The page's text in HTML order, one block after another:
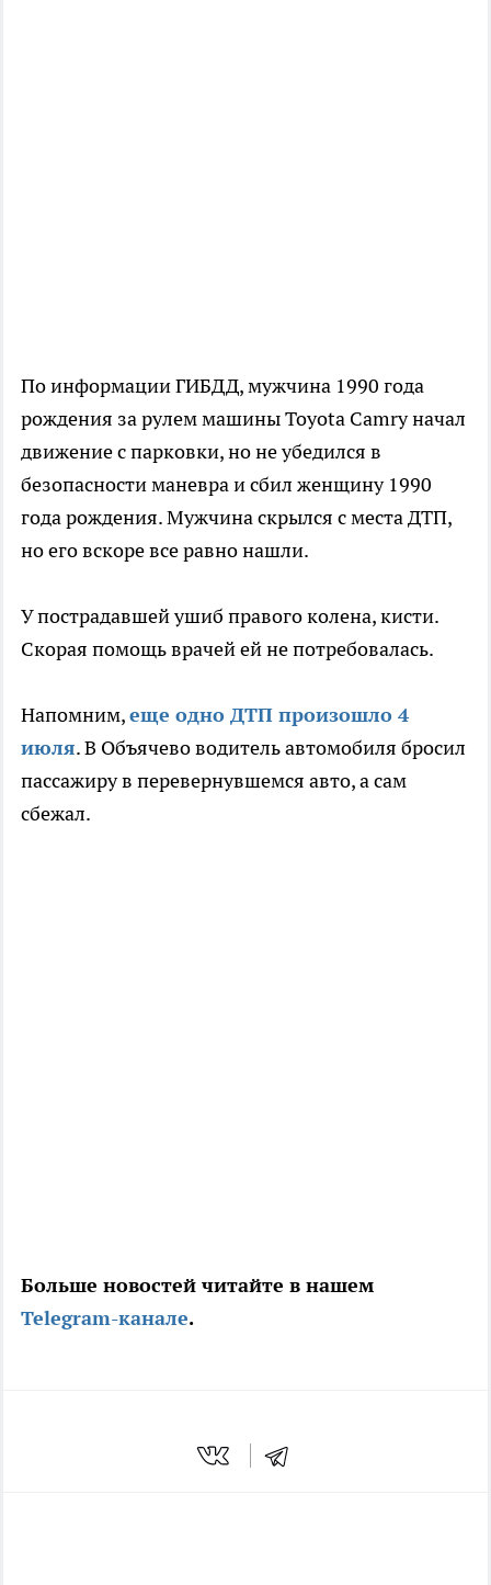
По информации ГИБДД, мужчина 1990 года
рождения за рулем машины Toyota Camry начал
движение с парковки, но не убедился в
безопасности маневра и сбил женщину 1990
года рождения. Мужчина скрылся с места ДТП,
но его вскоре все равно нашли.
У пострадавшей ушиб правого колена, кисти.
Скорая помощь врачей ей не потребовалась.
Напомним,еще одно ДТП произошло 4
июля. В Объячево водитель автомобиля бросил
пассажиру в перевернувшемся авто, а сам
сбежал.
Больше новостей читайте в нашем
Telegram-канале.